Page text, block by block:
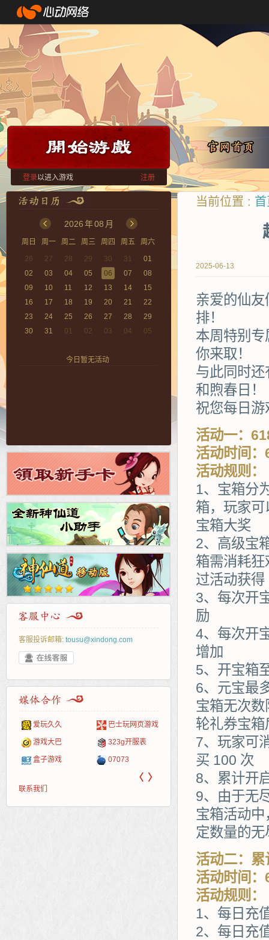
登录以进入游戏 注册
2026年08 月
周日 周一 周二 周三 周四 周五
周六
26
27 28 29 30 31
01
02
03 04 05 06 07
08
09
10 11 12 13 14
15
16
17 18 19 20 21
22
23
24 25 26 27 28
29
30
31 01 02 03 04 05
今日暂无活动
客服投诉邮箱: tousu@xindong.com
玩久久 巴士玩网页游戏
戏大巴 323g开服表
子游戏
265G 页游网
腾讯游戏 新浪游戏
网易游戏
多玩
pcgame 中华网
Cwan
游一游
游侠网页游戏 40407
5617网游网 一游网
开服网
斗蟹网页游戏 游戏
4q5q游戏
〈 〉
联系我们
当前位置 :
2025-06-13
亲爱的仙
排！
本周特别
你来取！
与此同时
和煦春日！
祝您每日
活动一：
活动时间
活动规则：
1、宝箱分
箱，玩家
宝箱大奖
2、高级宝
箱需消耗
过活动获得
3、每次开
励
4、每次开
增加
5、开宝箱
6、元宝最
宝箱无次
轮礼券宝
7、玩家可
买 100 次
8、累计开
9、由于无
宝箱活动
定数量的
活动二：累
活动时间
活动规则：
1、每日充
2、每日充